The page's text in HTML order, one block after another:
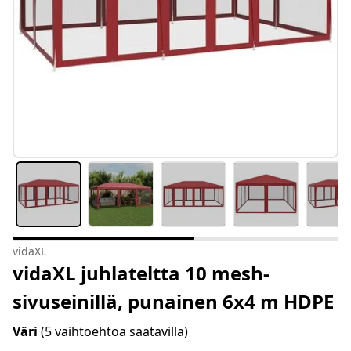
vidaXL
vidaXL juhlateltta 10 mesh-
sivuseinillä, punainen 6x4 m HDPE
Väri (5 vaihtoehtoa saatavilla)